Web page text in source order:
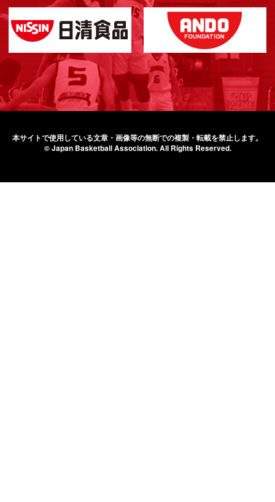
本サイトで使用している文章・画像等の無断での複製・転載を禁止します。
© Japan Basketball Association.All Rights Reserved.